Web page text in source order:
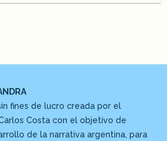
fines de lucro creada por el
Costa con el objetivo de
de la narrativa argentina, para